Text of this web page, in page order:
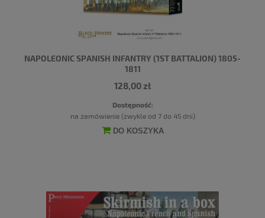
NAPOLEONIC SPANISH INFANTRY (1ST BATTALION) 1805-
1811
128,00 zł
Dostępność:
na zamówienie (zwykle od 7 do 45 dni)
DO KOSZYKA